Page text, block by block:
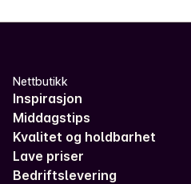
Nettbutikk
Inspirasjon
Middagstips
Kvalitet og holdbarhet
Lave priser
Bedriftslevering